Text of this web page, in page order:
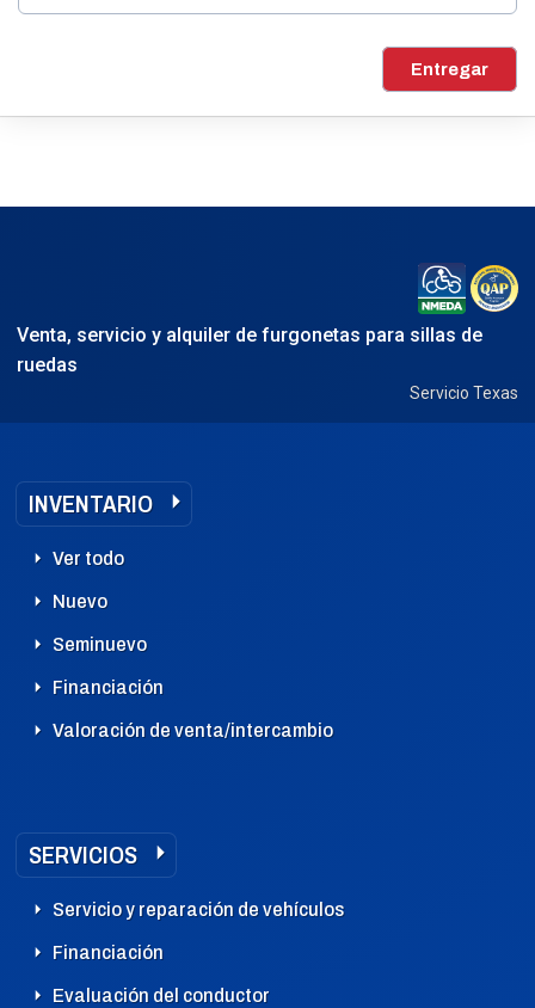
Entregar
Venta, servicio y alquiler de furgonetas para sillas de
ruedas
Servicio Texas
INVENTARIO
Ver todo
Nuevo
Seminuevo
Financiación
Valoración de venta/intercambio
SERVICIOS
Servicio y reparación de vehículos
Financiación
Evaluación del conductor